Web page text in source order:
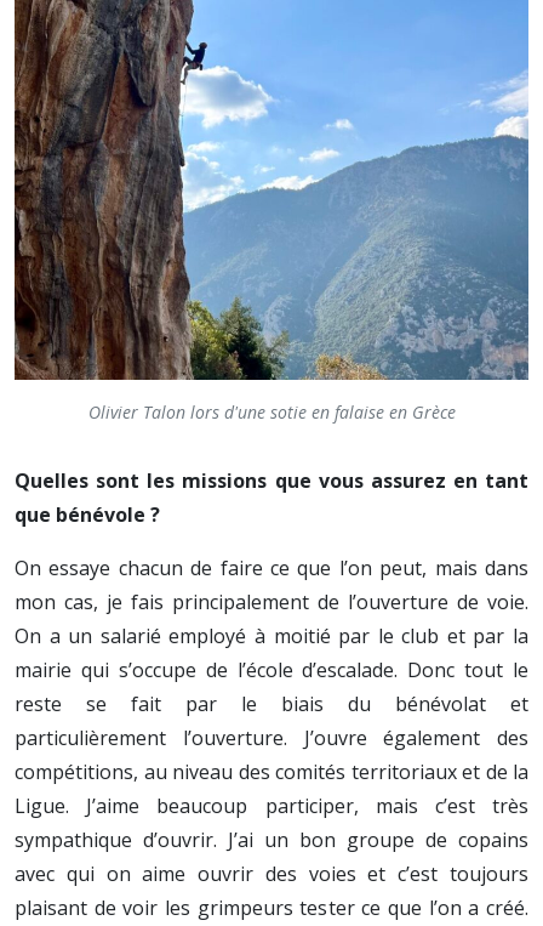
Olivier Talon lors d'une sotie en falaise en Grèce
Quelles sont les missions que vous assurez en tant
que bénévole ?
On essaye chacun de faire ce que l’on peut, mais dans
mon cas, je fais principalement de l’ouverture de voie.
On a un salarié employé à moitié par le club et par la
mairie qui s’occupe de l’école d’escalade. Donc tout le
reste se fait par le biais du bénévolat et
particulièrement l’ouverture. J’ouvre également des
compétitions, au niveau des comités territoriaux et de la
Ligue. J’aime beaucoup participer, mais c’est très
sympathique d’ouvrir. J’ai un bon groupe de copains
avec qui on aime ouvrir des voies et c’est toujours
plaisant de voir les grimpeurs tester ce que l’on a créé.